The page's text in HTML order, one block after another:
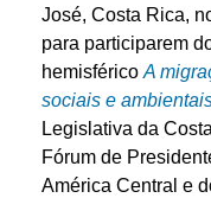
José, Costa Rica,
para participarem
hemisférico A
sociais e
Legislativa da
Fórum de
América Central e